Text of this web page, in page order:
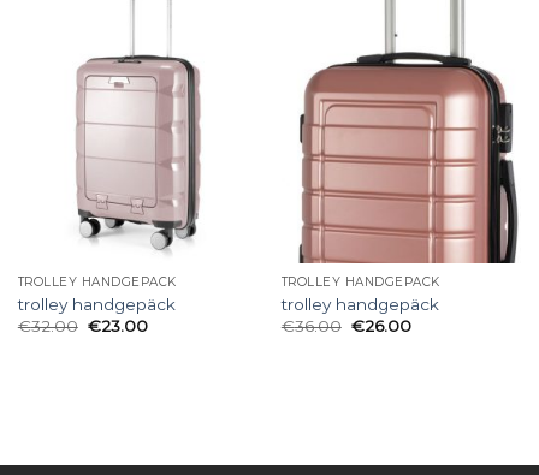
TROLLEY HANDGEPÄCK
trolley handgepäck
€32.00 €23.00
TROLLEY HANDGEPÄCK
trolley handgepäck
€36.00 €26.00